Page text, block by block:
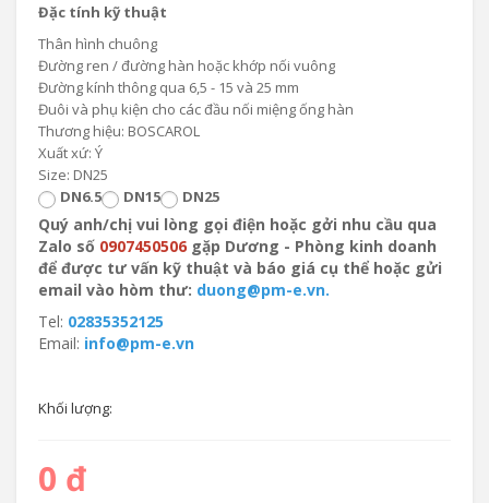
Đặc tính kỹ thuật
Thân hình chuông
Đường ren / đường hàn hoặc khớp nối vuông
Đường kính thông qua 6,5 ​​- 15 và 25 mm
Đuôi và phụ kiện cho các đầu nối miệng ống hàn
Thương hiệu: BOSCAROL
Xuất xứ: Ý
Size: DN25
DN6.5
DN15 DN25
Quý anh/chị vui lòng gọi điện hoặc gởi nhu cầu qua
Zalo số 0907450506 gặp Dương - Phòng kinh doanh
để được tư vấn kỹ thuật và báo giá cụ thể hoặc gửi
email vào hòm thư: duong@pm-e.vn.
Tel: 02835352125
Email: info@pm-e.vn
Khối lượng:
0 đ